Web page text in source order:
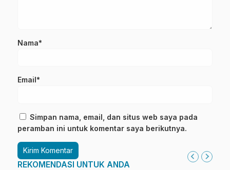
Nama*
Email*
Simpan nama, email, dan situs web saya pada
peramban ini untuk komentar saya berikutnya.
REKOMENDASI UNTUK ANDA